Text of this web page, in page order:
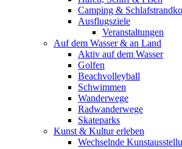
Camping &
Ausflugsziele
Veranstaltungen
Auf dem Wasser & an Land
Aktiv auf dem Wasser
Golfen
Beachvolleyball
Schwimmen
Wanderwege
Radwanderwege
Skateparks
Kunst & Kultur erleben
Wechselnde